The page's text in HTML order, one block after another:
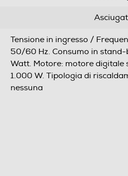
Tensione in ingresso /
50/60 Hz. Consumo in
Watt. Motore: motore digitale
1.000 W. Tipologia di
nessuna